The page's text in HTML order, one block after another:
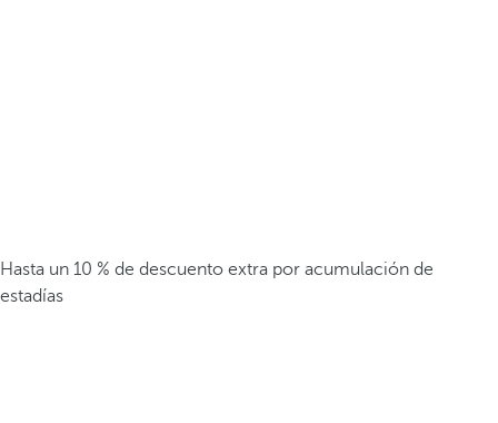
Hasta un 10 % de descuento extra por acumulación de
estadías